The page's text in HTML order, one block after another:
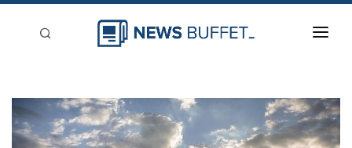
新聞稿分類
登入